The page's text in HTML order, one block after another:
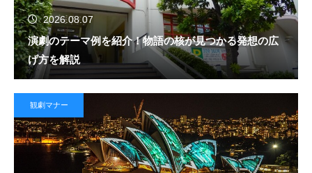
2026.08.07
演劇のテーマ例を紹介！物語の核が見つかる発想の広
げ方を解説
観劇マナー